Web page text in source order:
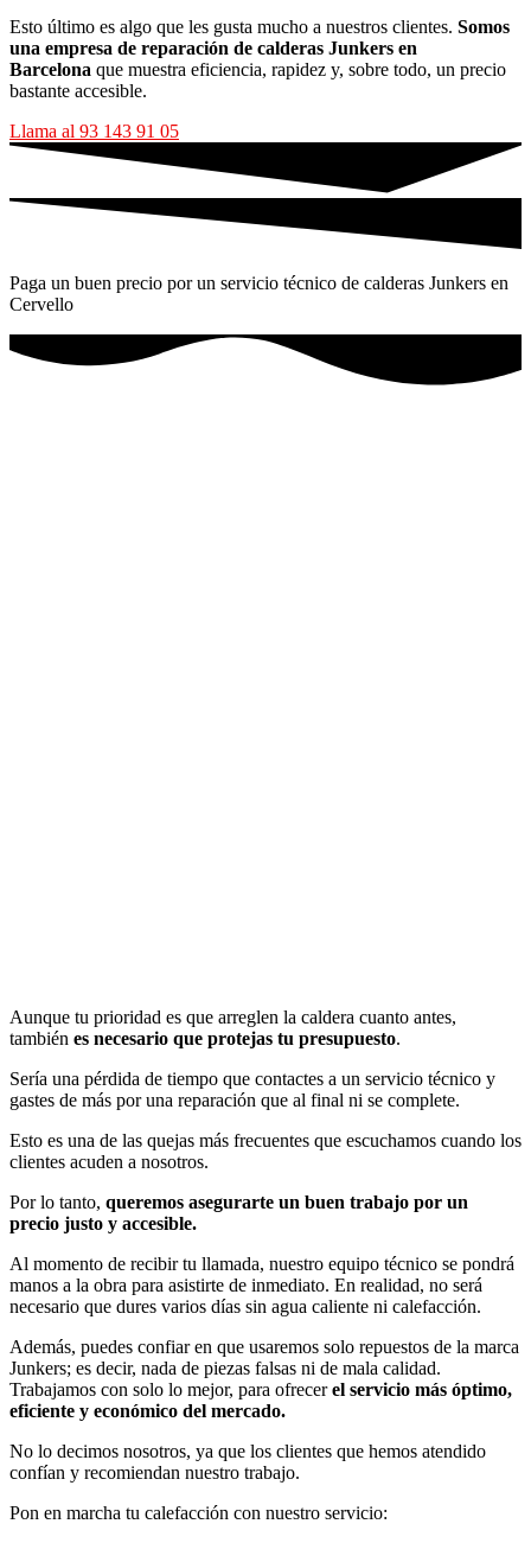
Esto último es algo que les gusta mucho a nuestros clientes. Somos
una empresa de reparación de calderas Junkers en
Barcelona que muestra eficiencia, rapidez y, sobre todo, un precio
bastante accesible.
Llama al 93 143 91 05
Paga un buen precio por un servicio técnico de calderas Junkers en
Cervello
Aunque tu prioridad es que arreglen la caldera cuanto antes,
también es necesario que protejas tu presupuesto.
Sería una pérdida de tiempo que contactes a un servicio técnico y
gastes de más por una reparación que al final ni se complete.
Esto es una de las quejas más frecuentes que escuchamos cuando los
clientes acuden a nosotros.
Por lo tanto, queremos asegurarte un buen trabajo por un
precio justo y accesible.
Al momento de recibir tu llamada, nuestro equipo técnico se pondrá
manos a la obra para asistirte de inmediato. En realidad, no será
necesario que dures varios días sin agua caliente ni calefacción.
Además, puedes confiar en que usaremos solo repuestos de la marca
Junkers; es decir, nada de piezas falsas ni de mala calidad.
Trabajamos con solo lo mejor, para ofrecerel servicio más óptimo,
eficiente y económico del mercado.
No lo decimos nosotros, ya que los clientes que hemos atendido
confían y recomiendan nuestro trabajo.
Pon en marcha tu calefacción con nuestro servicio: